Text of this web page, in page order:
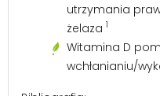
utrzymania
żelaza 1
Witamina D
wchłanianiu/